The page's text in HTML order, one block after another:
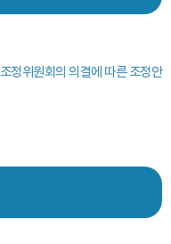
정위원회의 의결에 따른 조정안